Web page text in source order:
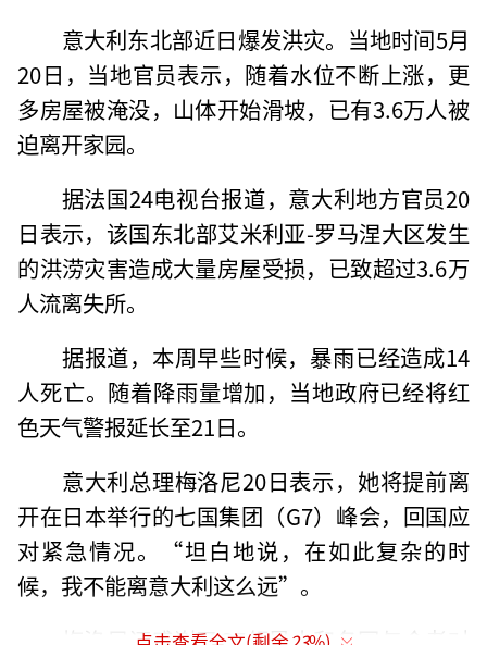
意大利东北部近日爆发洪灾。当地时间5月
20日，当地官员表示，随着水位不断上涨，更
多房屋被淹没，山体开始滑坡，已有3.6万人被
迫离开家园。
据法国24电视台报道，意大利地方官员20
日表示，该国东北部艾米利亚-罗马涅大区发生
的洪涝灾害造成大量房屋受损，已致超过3.6万
人流离失所。
据报道，本周早些时候，暴雨已经造成14
人死亡。随着降雨量增加，当地政府已经将红
色天气警报延长至21日。
意大利总理梅洛尼20日表示，她将提前离
开在日本举行的七国集团（G7）峰会，回国应
对紧急情况。“坦白地说，在如此复杂的时
候，我不能离意大利这么远”。